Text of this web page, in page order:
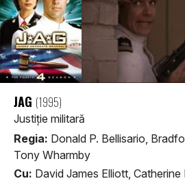
JAG (1995)
Justiție militară
Regia: Donald P. Bellisario,
Tony Wharmby
Cu: David James Elliott, Catherine